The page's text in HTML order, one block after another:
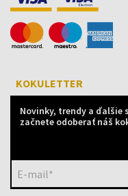
KOKULETTER
Novinky, trendy a ďalšie
začnete odoberať náš
E-mail*